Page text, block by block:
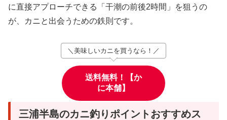
に直接アプローチできる「干潮の前後2時間」を狙うの
が、カニと出会うための鉄則です。
＼美味しいカニを買うなら！／
送料無料！【か
に本舗】
三浦半島のカニ釣りポイントおすすめス